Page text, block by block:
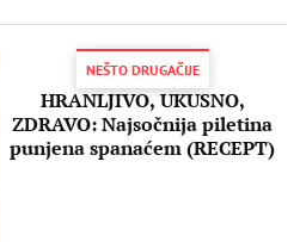
NEŠTO DRUGAČIJE
HRANLJIVO, UKUSNO,
ZDRAVO: Najsočnija piletina
punjena spanaćem (RECEPT)